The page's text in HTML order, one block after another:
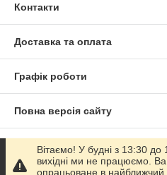
Контакти
Доставка та оплата
Графік роботи
Повна версія сайту
Сайт створено на
Вітаємо! У будні з 13:30
вихідні ми не працюємо.
опрацьоване в